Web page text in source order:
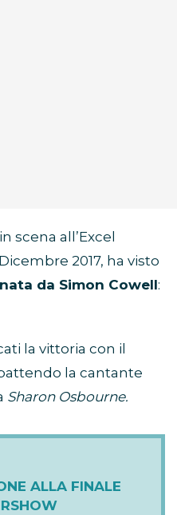
scena all’Excel
2017, ha visto
da Simon Cowell:
la vittoria con il
la cantante
Sharon Osbourne.
ALLA FINALE